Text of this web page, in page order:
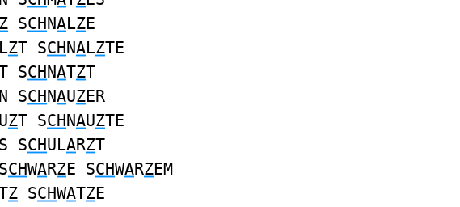
Z SCHNALZE
LZT SCHNALZTE
SCHNATZT
SCHNAUZER
UZT SCHNAUZTE
SCHULARZT
CHWARZE SCHWARZEM
Z SCHWATZE